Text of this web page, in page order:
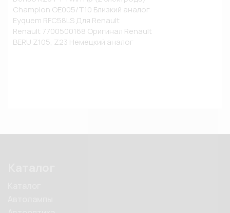
Champion OE005/T10 Близкий аналог
Eyquem RFC58LS Для Renault
Renault 7700500168 Оригинал Renault
BERU Z105, Z23 Немецкий аналог